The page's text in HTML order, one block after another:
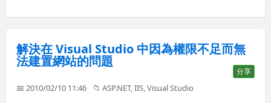
解決在 Visual Studio 中因為權限不足而無
法建置網站的問題
分享
📅 2010/02/10 11:46 📁ASP.NET,IIS,Visual Studio